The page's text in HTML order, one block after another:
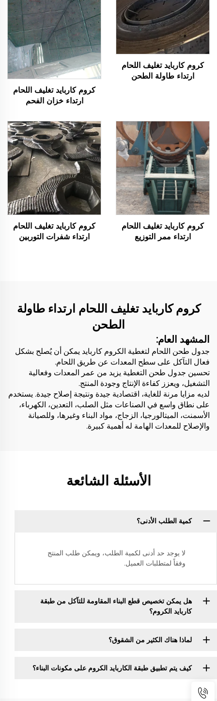
كروم كاربايد تغليف اللحام
ارتداء طاولة الطحن
كروم كاربايد تغليف اللحام
ارتداء خزان الفحم
كروم كاربايد تغليف اللحام
ارتداء ممر التوزيع
كروم كاربايد تغليف اللحام
ارتداء شفرات التوربين
كروم كاربايد تغليف اللحام ارتداء طاولة
الطحن
المشهد العام:
جدول طحن اللحام لتغطية الكروم كاربايد يمكن أن يُصلح بشكل
فعال التآكل على سطح المعدات عن طريق اللحام.
تحسين جدول طحن التغطية يزيد من عمر المعدات وفعالية
التشغيل، ويعزز كفاءة الإنتاج وجودة المنتج.
لديه مزايا مرنة للغاية، اقتصادية جيدة ونتيجة إصلاح جيدة. يستخدم
على نطاق واسع في الصناعات مثل الصلب، التعدين، الكهرباء،
الأسمنت، الميتالورجيا، الزجاج، مواد البناء وغيرها، وللصيانة
والإصلاح للمعدات الهامة له أهمية كبيرة.
الأسئلة الشائعة
كمية الطلب الأدنى؟
لا يوجد حد أدنى لكمية الطلب، ويمكن طلب المنتج
وفقاً لمتطلبات العميل.
هل يمكن تخصيص قطع البناء المقاومة للتآكل من طبقة
كاربايد الكروم؟
لماذا هناك الكثير من الشقوق؟
كيف يتم تطبيق طبقة الكاربايد الكروم على مكونات البناء؟